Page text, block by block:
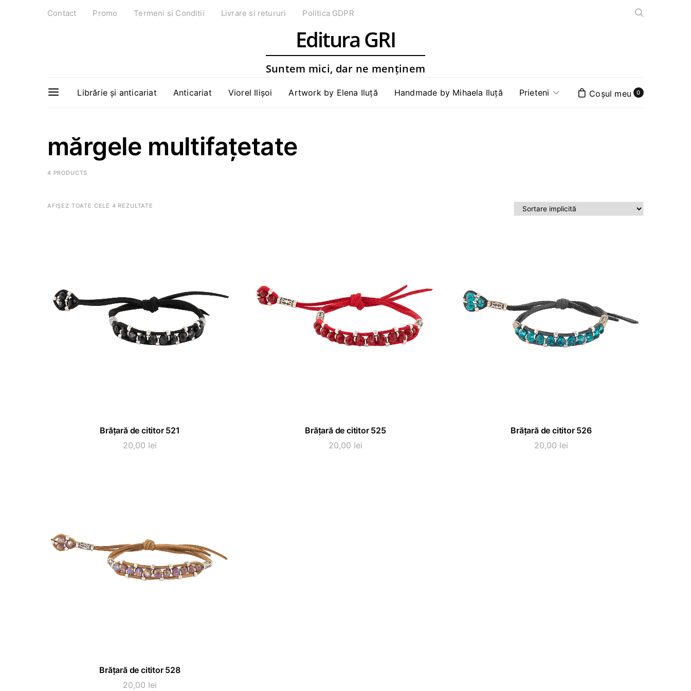
Contact Promo Termeni si Conditii Livrare si retururi Politica GDPR
Editura GRI
Suntem mici, dar ne menținem
Librărie și anticariat Anticariat Viorel Ilișoi Artwork by Elena Iluță Handmade by Mihaela Iluță Prieteni 0
mărgele multifațetate
4 PRODUCTS
AFIȘEZ TOATE CELE 4 REZULTATE
ADAUGĂ ÎN COȘ
Brățară de cititor 521
20,00 lei
ADAUGĂ ÎN COȘ
Brățară de cititor 525
20,00 lei
ADAUGĂ ÎN COȘ
Brățară de cititor 526
20,00 lei
ADAUGĂ ÎN COȘ
Brățară de cititor 528
20,00 lei